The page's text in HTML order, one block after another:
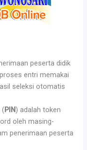
peserta didik
entri memakai
seleksi otomatis
(PIN) adalah token
oleh masing-
penerimaan peserta